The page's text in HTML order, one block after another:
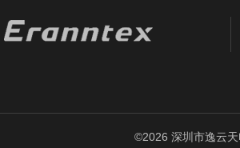
©2026 深圳市逸云